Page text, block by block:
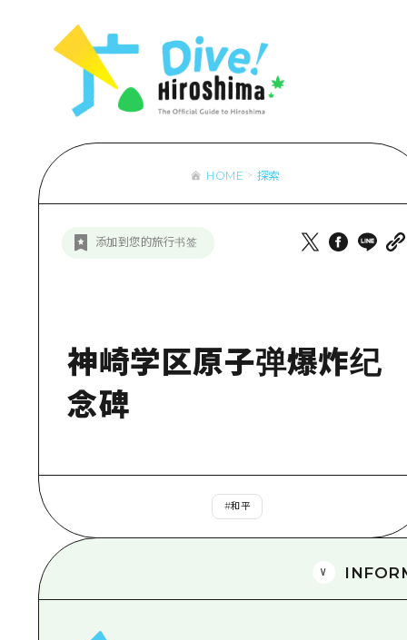
HOME 探索
添加到您的旅行书签
神崎学区原子弹爆炸纪
念碑
#和平